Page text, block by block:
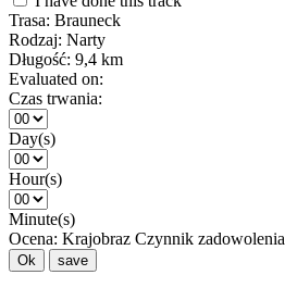
Trasa: Brauneck
Rodzaj: Narty
Długość: 9,4 km
Evaluated on:
Czas trwania:
Day(s)
Hour(s)
Minute(s)
Ocena: Krajobraz Czynnik zadowolenia
Ok save